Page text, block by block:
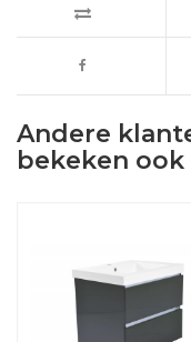
Andere
bekeken ook